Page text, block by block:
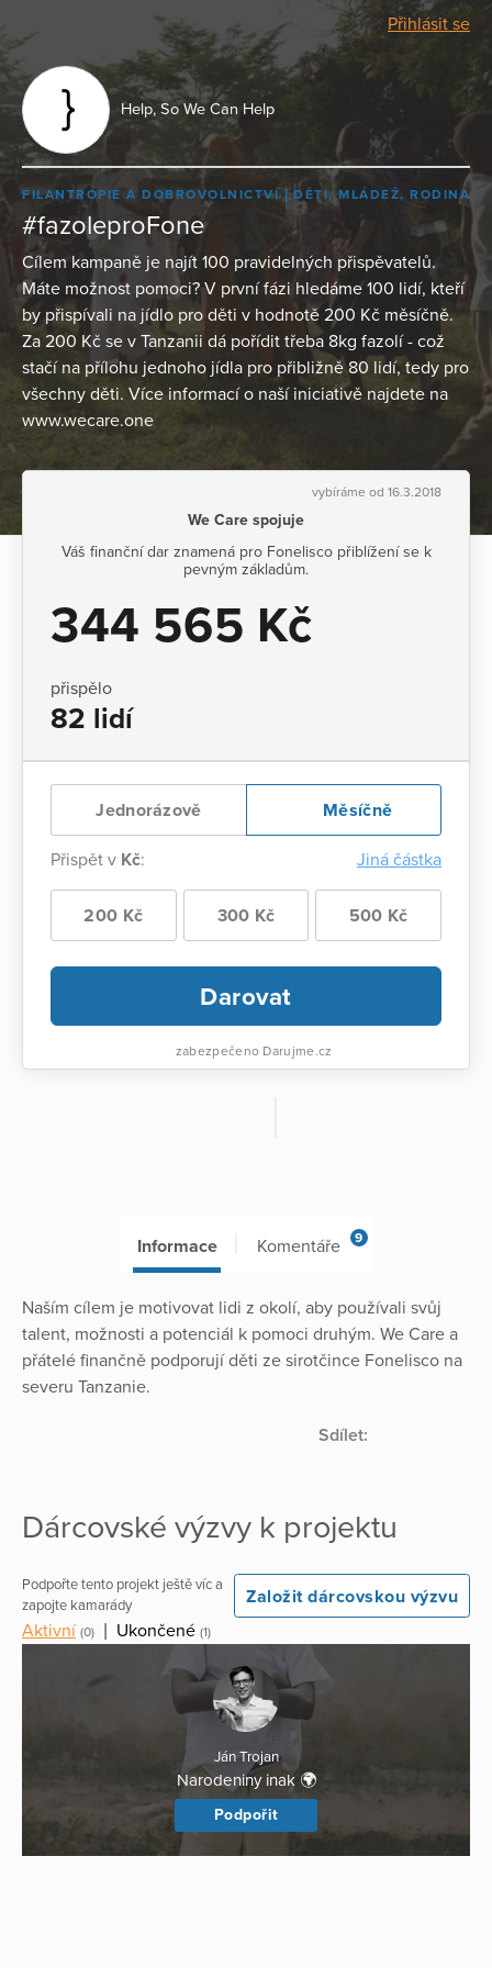
Přihlásit se
Help, So We Can Help
FILANTROPIE A DOBROVOLNICTVÍ DĚTI, MLÁDEŽ, RODINA
#fazoleproFone
Cílem kampaně je najít 100 pravidelných přispěvatelů.
Máte možnost pomoci? V první fázi hledáme 100 lidí, kteří
by přispívali na jídlo pro děti v hodnotě 200 Kč měsíčně.
Za 200 Kč se v Tanzanii dá pořídit třeba 8kg fazolí - což
stačí na přílohu jednoho jídla pro přibližně 80 lidí, tedy pro
všechny děti. Více informací o naší iniciativě najdete na
www.wecare.one
vybíráme od 16.3.2018
We Care spojuje
Váš finanční dar znamená pro Fonelisco přiblížení se k
pevným základům.
344 565 Kč
přispělo
82 lidí
Jednorázově Měsíčně
Přispět v Kč: Jiná částka
200 Kč 300 Kč 500 Kč
Darovat
zabezpečeno Darujme.cz
Informace Komentáře 9
Naším cílem je motivovat lidi z okolí, aby používali svůj
talent, možnosti a potenciál k pomoci druhým. We Care a
přátelé finančně podporují děti ze sirotčince Fonelisco na
severu Tanzanie.
Sdílet:
Dárcovské výzvy k projektu
Podpořte tento projekt ještě víc a
zapojte kamarády
Založit dárcovskou výzvu
Aktivní (0) Ukončené (1)
Ján Trojan
Narodeniny inak 🌍
Podpořit